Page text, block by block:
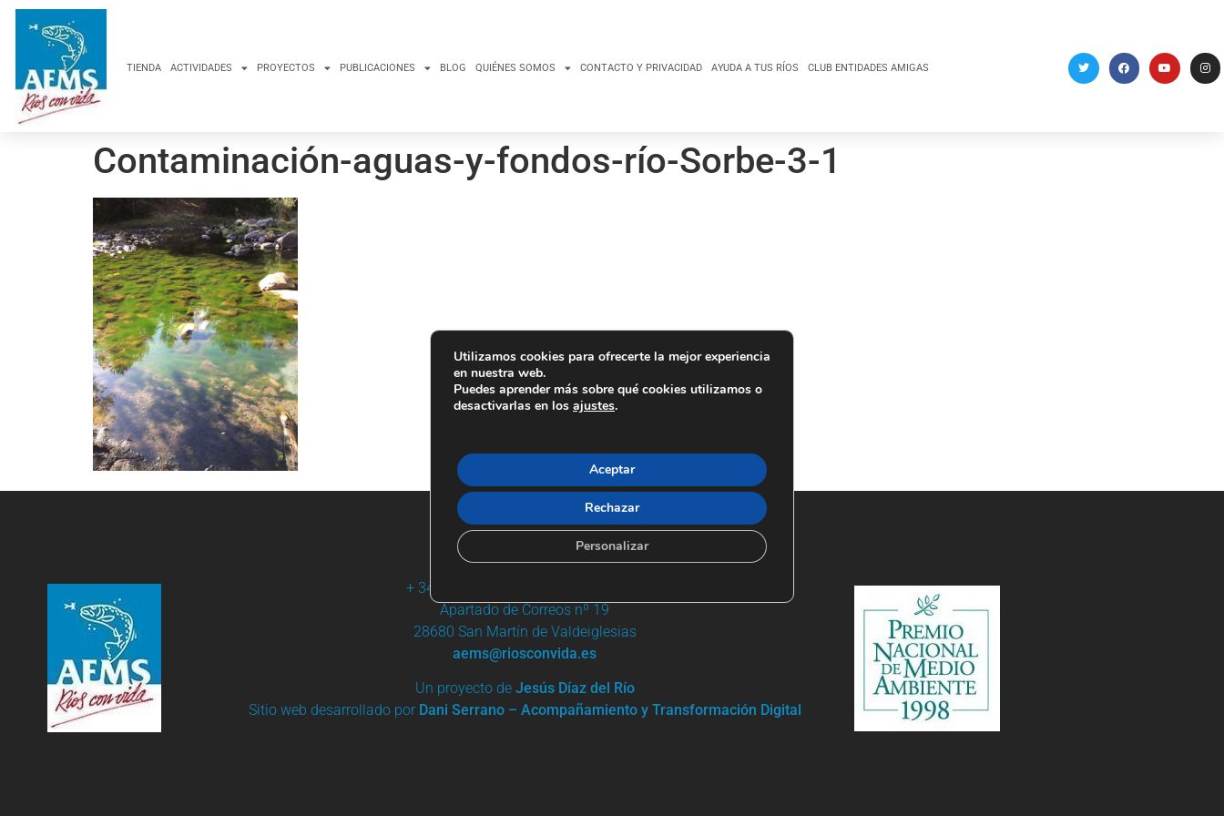
TIENDA ACTIVIDADES PROYECTOS PUBLICACIONES BLOG QUIÉNES SOMOS CONTACTO Y PRIVACIDAD AYUDA A TUS RÍOS CLUB ENTIDADES AMIGAS
Contaminación-aguas-y-fondos-río-Sorbe-3-1
+ 34 91 861 03 95 | +34 685 744 919
Apartado de Correos nº 19
28680 San Martín de Valdeiglesias
aems@riosconvida.es
Un proyecto de Jesús Díaz del Río
Sitio web desarrollado por Dani Serrano – Acompañamiento y Transformación Digital
Utilizamos cookies para ofrecerte la mejor experiencia
en nuestra web.
Puedes aprender más sobre qué cookies utilizamos o
desactivarlas en los ajustes.
Aceptar
Rechazar
Personalizar